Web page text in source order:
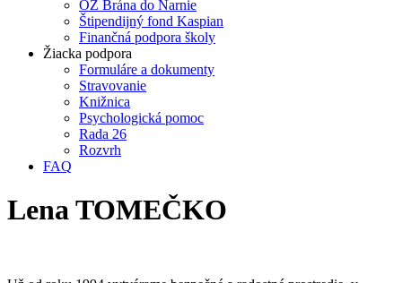
OZ Brána do Narnie
Štipendijný fond Kaspian
Finančná podpora školy
Žiacka podpora
Formuláre a dokumenty
Stravovanie
Knižnica
Psychologická pomoc
Rada 26
Rozvrh
FAQ
Lena TOMEČKO